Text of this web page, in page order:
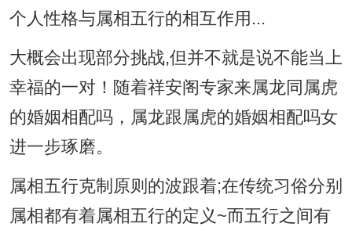
个人性格与属相五行的相互作用...
大概会出现部分挑战,但并不就是说不能当上
幸福的一对！随着祥安阁专家来属龙同属虎
的婚姻相配吗，属龙跟属虎的婚姻相配吗女
进一步琢磨。
属相五行克制原则的波跟着;在传统习俗分别
属相都有着属相五行的定义~而五行之间有